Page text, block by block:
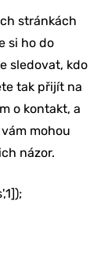
stránkách
si ho do
sledovat, kdo
tak přijít na
o kontakt, a
mohou
názor.